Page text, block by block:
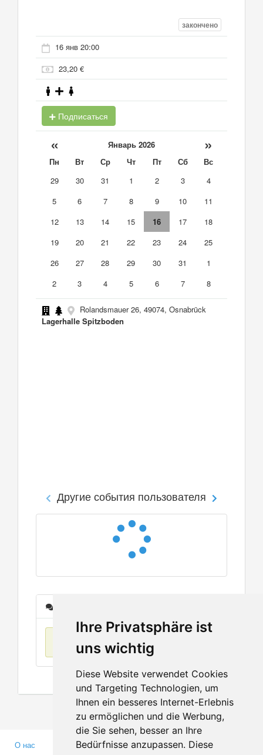
Ihre Privatsphäre ist
uns wichtig
Diese Website verwendet Cookies
und Targeting Technologien, um
Ihnen ein besseres Internet-Erlebnis
zu ermöglichen und die Werbung,
die Sie sehen, besser an Ihre
Bedürfnisse anzupassen. Diese
закончено
16 янв 20:00
23,20 €
Подписаться
« Январь 2026 »
Пн Вт Ср Чт Пт Сб
Вс
29
30 31 1 2 3
4
5
6 7 8 9 10
11
12
13 14 15 16 17
18
19
20 21 22 23 24
25
26
27 28 29 30 31
1
2
3 4 5 6 7 8
Rolandsmauer 26, 49074, Osnabrück
Lagerhalle Spitzboden
Другие события пользователя
О нас Партнерам